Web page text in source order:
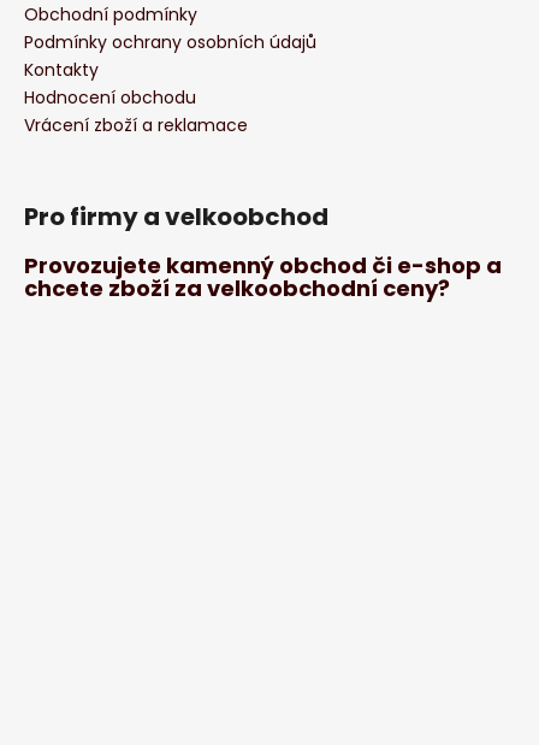
Obchodní podmínky
Podmínky ochrany osobních údajů
Kontakty
Hodnocení obchodu
Vrácení zboží a reklamace
Pro firmy a velkoobchod
Provozujete kamenný obchod či e-shop a
chcete zboží za velkoobchodní ceny?